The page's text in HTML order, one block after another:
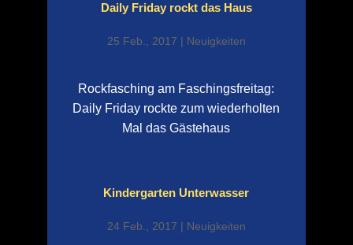
Daily Friday rockt das Haus
25 Feb., 2017 | Neuigkeiten
Rockfasching am Faschingsfreitag:
Daily Friday rockte zum wiederholten
Mal das Gästehaus
Kindergarten Unterwasser
24 Feb., 2017 | Neuigkeiten